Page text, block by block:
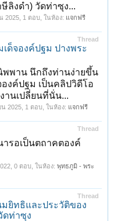
ลิงดำ) วัดท่าซุง...
2025 , 1 ตอบ, ในห้อง: แจกฟรี
Thread
ด็จองค์ปฐม ปางพระ
พพาน นึกถึงท่านง่ายขึ้น
งค์ปฐม เป็นคลิปวิดีโอ
านเปลี่ยนที่นั่น...
2025 , 1 ตอบ, ในห้อง: แจกฟรี
Thread
รอเป็นตถาคตองค์
, 0 ตอบ, ในห้อง: พุทธภูมิ - พระ
Thread
ยิทธิและประวัติของ
ดท่าซุง